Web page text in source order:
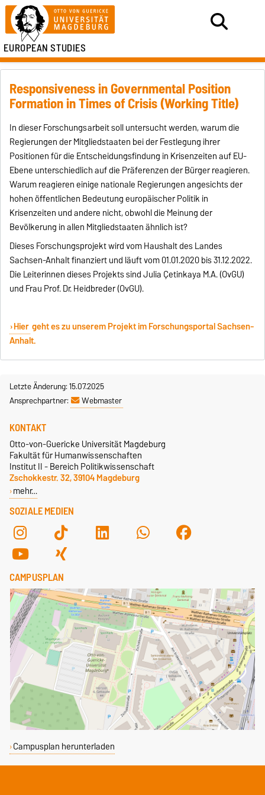
EUROPEAN STUDIES
Responsiveness in Governmental Position
Formation in Times of Crisis (Working Title)
In dieser Forschungsarbeit soll untersucht werden, warum die
Regierungen der Mitgliedstaaten bei der Festlegung ihrer
Positionen für die Entscheidungsfindung in Krisenzeiten auf EU-
Ebene unterschiedlich auf die Präferenzen der Bürger reagieren.
Warum reagieren einige nationale Regierungen angesichts der
hohen öffentlichen Bedeutung europäischer Politik in
Krisenzeiten und andere nicht, obwohl die Meinung der
Bevölkerung in allen Mitgliedstaaten ähnlich ist?
Dieses Forschungsprojekt wird vom Haushalt des Landes
Sachsen-Anhalt finanziert und läuft vom 01.01.2020 bis 31.12.2022.
Die Leiterinnen dieses Projekts sind Julia Çetinkaya M.A. (OvGU)
und Frau Prof. Dr. Heidbreder (OvGU).
Hier geht es zu unserem Projekt im Forschungsportal Sachsen-
Anhalt.
Letzte Änderung: 15.07.2025
Ansprechpartner:
Webmaster
SOZIALE MEDIEN
KONTAKT
Otto-von-Guericke Universität Magdeburg
Fakultät für Humanwissenschaften
Institut II - Bereich Politikwissenschaft
Zschokkestr. 32, 39104 Magdeburg
mehr…
CAMPUSPLAN
Campusplan herunterladen